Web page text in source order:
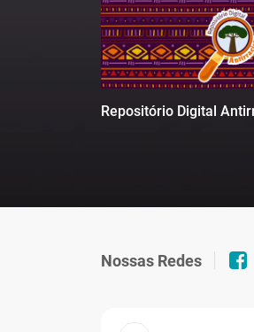
Repositório Digital
Nossas Redes